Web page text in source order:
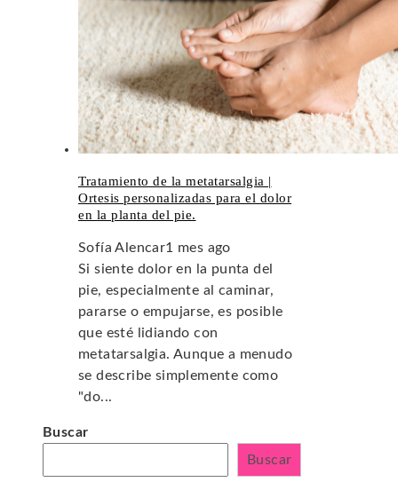
Tratamiento de la metatarsalgia |
Ortesis personalizadas para el dolor
en la planta del pie.
Sofía Alencar1 mes ago
Si siente dolor en la punta del
pie, especialmente al caminar,
pararse o empujarse, es posible
que esté lidiando con
metatarsalgia. Aunque a menudo
se describe simplemente como
"do...
Buscar
Buscar